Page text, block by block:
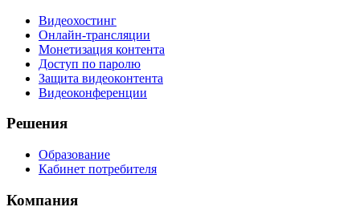
Видеохостинг
Онлайн-трансляции
Монетизация контента
Доступ по паролю
Защита видеоконтента
Видеоконференции
Решения
Образование
Кабинет потребителя
Компания